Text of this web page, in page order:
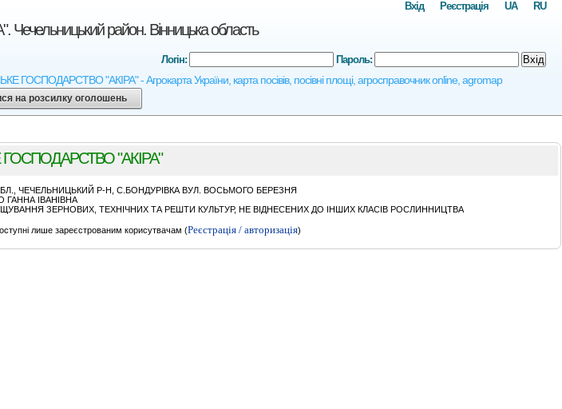
район. Вінницька область
ГОСПОДАРСТВО "АКІРА" - Агрокарта України, карта посівів, посівні площі, агросправочник online, agromap
RU
UA
Реєстрація
Вхід
Логін: Пароль: Вхід
на розсилку оголошень
"АКІРА"
ЧЕЧЕЛЬНИЦЬКИЙ Р-Н, С.БОНДУРІВКА ВУЛ. ВОСЬМОГО БЕРЕЗНЯ
ІВАНІВНА
ЗЕРНОВИХ, ТЕХНІЧНИХ ТА РЕШТИ КУЛЬТУР, НЕ ВІДНЕСЕНИХ ДО ІНШИХ КЛАСІВ РОСЛИННИЦТВА
лише зареєстрованим корисутвачам (Реєстрація / авторизація)